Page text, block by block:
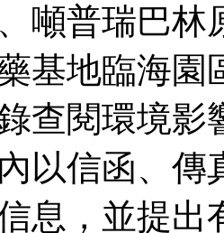
噸普瑞巴林
基地臨海園
查閱環境
以信函、傳
息，並提